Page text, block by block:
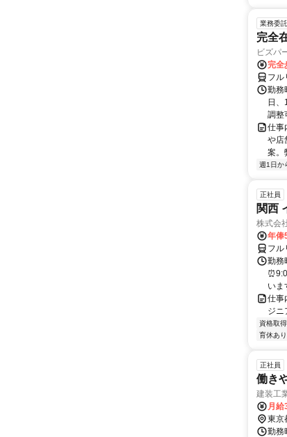
業務委託
完全
ビズパ
完全
フル
勤務
日
調整
仕事
や店
案。
週1日か
正社員
関西
株式会
年俸
フル
勤務
いま
仕事
ジニ
資格取
育休あり
正社員
働き
建装工
月給
東京
勤務